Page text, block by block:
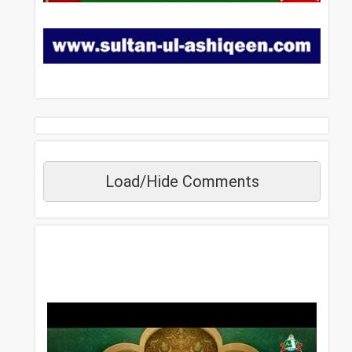
Load/Hide Comments